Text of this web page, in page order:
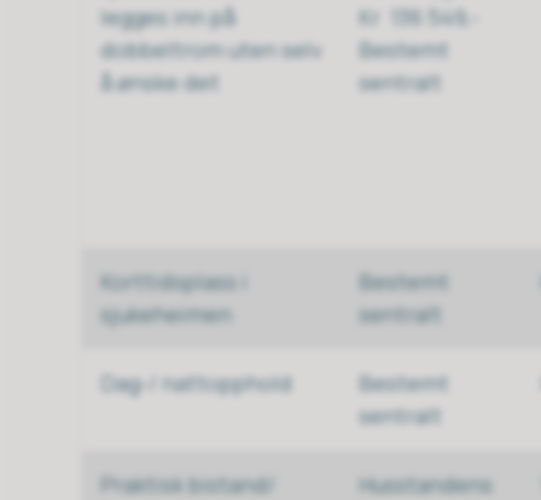
legges inn på
dobbeltrom uten selv
å ønske det
Kr 136 549,-
Bestemt
sentralt
Korttidsplass i
sjukeheimen
Bestemt
sentralt
Dag-/ nattopphold
Bestemt
sentralt
Praktisk bistand/
Husstandens